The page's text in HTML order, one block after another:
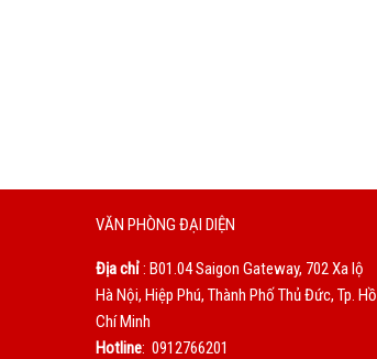
VĂN PHÒNG ĐẠI DIỆN
Địa chỉ: B01.04 Saigon Gateway, 702 Xa lộ
Hà Nội, Hiệp Phú, Thành Phố Thủ Đức, Tp. Hồ
Chí Minh
Hotline: 0912766201